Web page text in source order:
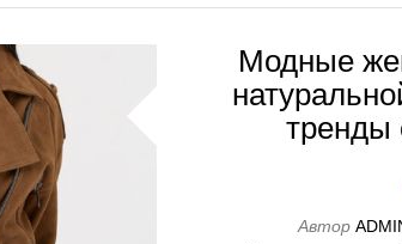
Модные
тренды
Автор